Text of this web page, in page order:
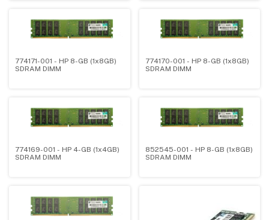
774171-001 - HP 8-GB (1x8GB)
SDRAM DIMM
774170-001 - HP 8-GB (1x8GB)
SDRAM DIMM
774169-001 - HP 4-GB (1x4GB)
SDRAM DIMM
852545-001 - HP 8-GB (1x8GB)
SDRAM DIMM